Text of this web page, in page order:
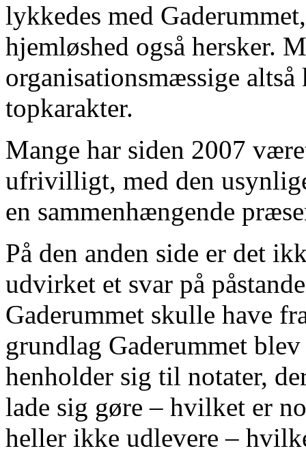
lykkedes med
hjemløshed også hersker.
organisationsmæssige
topkarakter.
Mange har siden 2007
ufrivilligt, med den
en sammenhængende
På den anden side er det
udvirket et svar på
Gaderummet skulle have
grundlag Gaderummet
henholder sig til notater,
lade sig gøre – hvilket er
heller ikke udlevere –